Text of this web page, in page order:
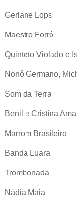
Gerlane Lops
Maestro Forró
Quinteto Violado e
Nonô Germano,
Som da Terra
Benil e Cristina
Marrom Brasileiro
Banda Luara
Trombonada
Nádia Maia